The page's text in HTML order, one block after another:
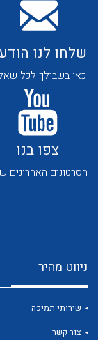
לכל מוצרי
שלחו לנו
כאן בשבילך לכל
צפו בנו
הסרטונים האחרונים
ניווט מהיר
שירותי תמיכה
צור קשר